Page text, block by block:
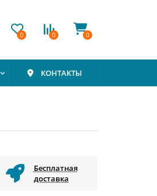
0 0 0
КОНТАКТЫ
Бесплатная
доставка